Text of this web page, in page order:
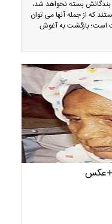
بسته نخواهد شد،
که از جمله آنها می توان
است؛ بازگشت به آغوش